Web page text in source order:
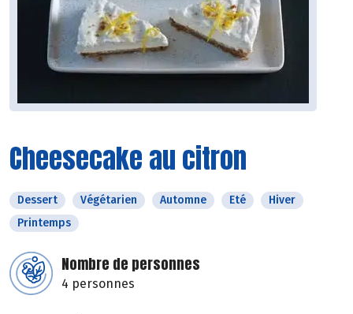
Cheesecake au citron
Dessert Végétarien Automne Eté
Hiver
Printemps
Nombre de personnes
4 personnes